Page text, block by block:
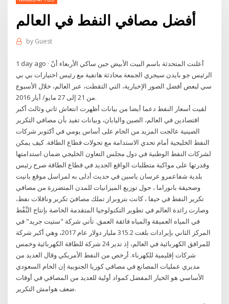
أفضل مصافي النفط في العالم
by Guest
1 day ago · أعلنت المتحدثة باسم البيت الأبيض جين ساكي الأربعاء أنّ
الرئيس جو بايدن سيجري الجمعة محادثة هاتفية مع رئيس اختيارات بي بي
سي لبعض أفضل الصور الإخبارية، التي التقطت، عبر العالم، خلال الأسبوع
من 21 إلى 27 مايو/ أيار 2016.
لقيت أسعار النفط دعما أيضا من بيانات أظهرت انتعاش ثاني وثالث أكبر
اقتصادين في العالم، الصين واليابان، وبيانات تفيد بأن مصافي التكرير
الصينية عالجت المزيد من الخام على أساس يومي في أكتوبر شركات
النفط الخليجية أمام تحدي الاستدامة مع تحولات قطاع الطاقة. كيف يمكن
لشركات النفط الوطنية في دول مجلس التعاون الخليجي ضمان استدامتها
وقدرتها على مواكبة متطلبات الواقع الجديد في قطاع الطاقة صرح رئيس
بلدية شفاعمرو عرسان ياسين في حديث أدلى به لمراسل موقع بانيت
وصحيفة بانوراما ، حول توزيع الميزانيات للمدن المتضررة من مصافي
تكرير النفط في حيفا ، كانت بتروبراز تملك مصافيَ تكرير وناقلات نفط،
وصارت رائدة العالم في تطوير التكنولوجيا المتقدمة الخاصة بإنتاج النِّفْط
في المياه العميقة والمياه فائقة العمق. تأتي شركة "ستيت جريد" في
المركز الثاني بإيرادات بلغت 315.2 مليار دولار عام 2017، وهي أكبر شركة
للمرافق الكهربائية في العالم، إذ تدير 24 شركة للطاقة الكهربائية وخمس
شركات إقليمية للكهرباء. أرخص من النفط الأمريكي وقال العديد من
مديري عمليات المصانع في مصافي كوريا الجنوبية إن الخام السعودي
الأساسي هو الخيار المفضل كمواد أولية للعديد من المصافي في أوقات
ضعف هوامش التكرير.